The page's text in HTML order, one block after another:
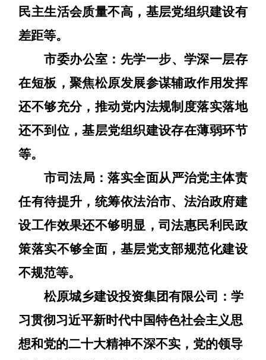
民主生活会质量不高，基层党组织建设有
差距等。
市委办公室： 先学一步、学深一层存
在短板，聚焦松原发展参谋辅政作用发挥
还不够充分，推动党内法规制度落实落地
还不到位，基层党组织建设存在薄弱环节
等。
市司法局：落实全面从严治党主体责
任有待提升，统筹依法治市、法治政府建
设工作效果还不够明显，司法惠民利民政
策落实不够全面，基层党支部规范化建设
不规范等。
松原城乡建设投资集团有限公司：学
习贯彻习近平新时代中国特色社会主义思
想和党的二十大精神不深不实，党的领导